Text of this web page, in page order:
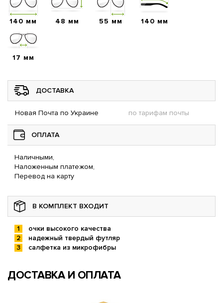
140 мм 48 мм 55 мм 140 мм
17 мм
ДОСТАВКА
Новая Почта по Украине по тарифам почты
ОПЛАТА
Наличными,
Наложенным платежом,
Перевод на карту
В КОМПЛЕКТ ВХОДИТ
очки высокого качества
надежный твердый футляр
салфетка из микрофибры
ДОСТАВКА И ОПЛАТА